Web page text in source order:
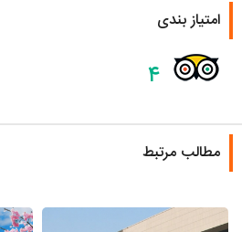
امتیاز بندی
۴
مطالب مرتبط